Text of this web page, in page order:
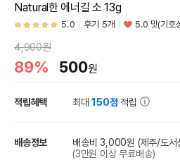
Natural한 에너길 소 13g
5.0 후기 5개 5.0 맛(기호
4,900원
89% 500원
적립혜택 최대150점 적립
배송정보 배송비 3,000원 (제주/도서
(3만원 이상 무료배송)